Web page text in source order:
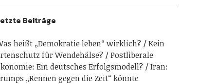
Beiträge
heißt „Demokratie leben“ wirklich?
Kein
für Wendehälse?
Postliberale
Ein deutsches Erfolgsmodell?
Iran:
„Rennen gegen die Zeit“ könnte